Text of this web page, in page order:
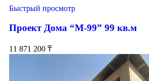
Быстрый просмотр
Проект Дома “М-99” 99 кв.м
11 871 200 ₸